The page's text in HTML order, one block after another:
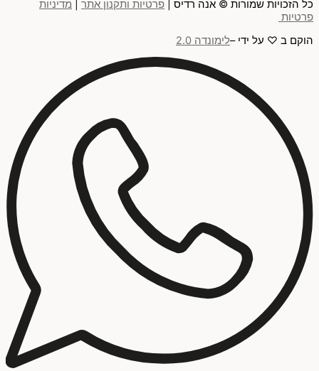
כל הזכויות שמורות © אנה רדיס | פרטיות ותקנון אתר
מדיניות
פרטיות
הוקם ב ♡ על ידי –לימונדה 2.0